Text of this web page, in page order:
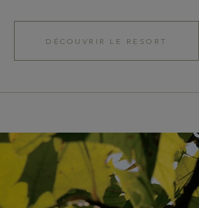
DÉCOUVRIR LE RESORT